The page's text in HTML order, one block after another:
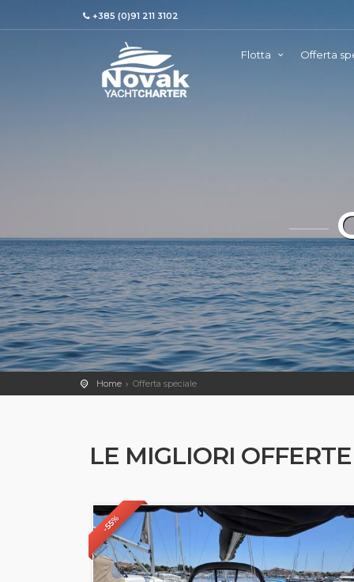
+385 (0)91 211 3102
Flotta Offerta
Home Offerta speciale
LE MIGLIORI
-55%